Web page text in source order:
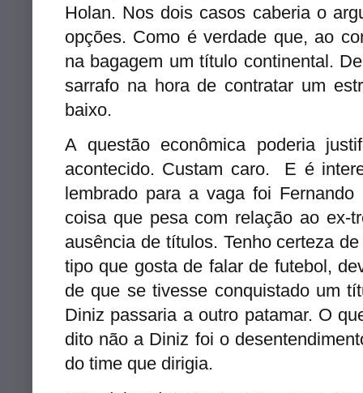
Holan. Nos dois casos caberia o
opções. Como é verdade que, ao
na bagagem um título continental.
sarrafo na hora de contratar um
baixo.
A questão econômica poderia
acontecido. Custam caro. E é
lembrado para a vaga foi
coisa que pesa com relação ao ex-
ausência de títulos. Tenho certeza
tipo que gosta de falar de futebol,
de que se tivesse conquistado um
Diniz passaria a outro patamar. O
dito não a Diniz foi o
do time que dirigia.